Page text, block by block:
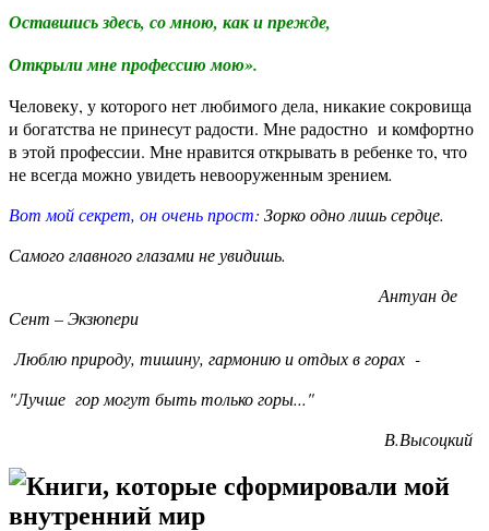
Оставшись здесь, со мною, как и прежде,
Открыли мне профессию мою».
Человеку, у которого нет любимого дела, никакие сокровища
и богатства не принесут радости. Мне радостно и комфортно
в этой профессии. Мне нравится открывать в ребенке то, что
не всегда можно увидеть невооруженным зрением.
Вот мой секрет, он очень прост: Зорко одно лишь сердце.
Самого главного глазами не увидишь.
Антуан де
Сент – Экзюпери
Люблю природу, тишину, гармонию и отдых в горах -
"Лучше гор могут быть только горы..."
В.Высоцкий
Книги, которые сформировали мой
внутренний мир